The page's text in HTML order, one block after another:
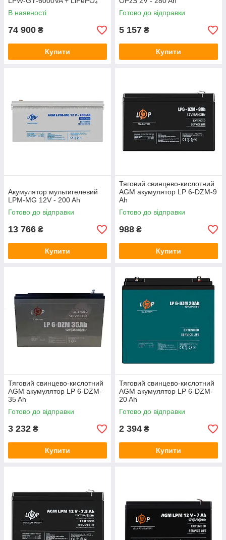
акумулятор Deye SE‑G5.1
Pro‑B
В наявності
74 900 ₴
Купити
Готово до відправки
5 157 ₴
Купити
Акумулятор мультигелевий
LPM-MG 12V - 200 Ah
Готово до відправки
13 766 ₴
Купити
Тяговий свинцево-кислотний
AGM акумулятор LP 6-DZM-9
Ah
Готово до відправки
988 ₴
Купити
Тяговий свинцево-кислотний
AGM акумулятор LP 6-DZM-
35 Ah
Готово до відправки
3 232 ₴
Купити
Тяговий свинцево-кислотний
AGM акумулятор LP 6-DZM-
20 Ah
Готово до відправки
2 394 ₴
Купити